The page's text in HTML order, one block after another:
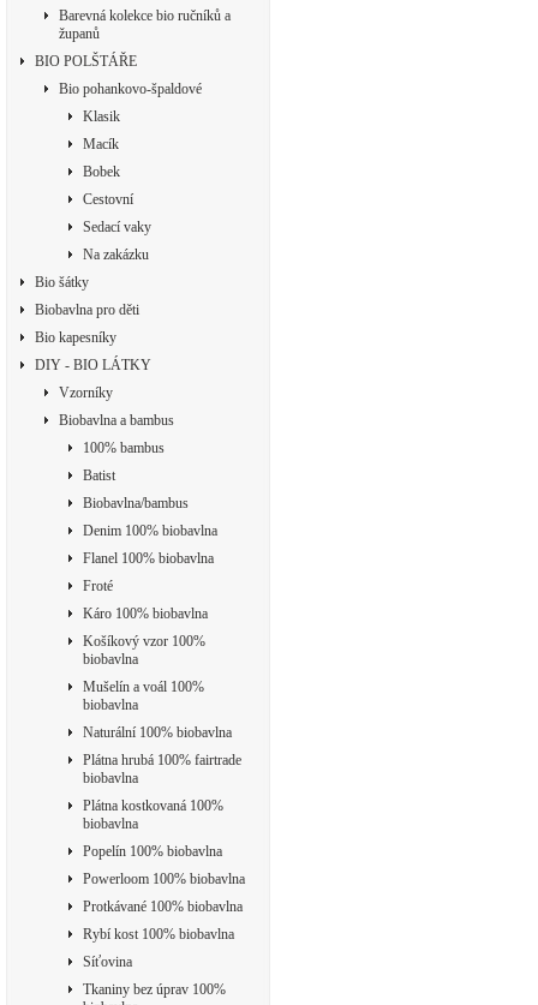
Barevná kolekce bio ručníků a
županů
BIO POLŠTÁŘE
Bio pohankovo-špaldové
Klasik
Macík
Bobek
Cestovní
Sedací vaky
Na zakázku
Bio šátky
Biobavlna pro děti
Bio kapesníky
DIY - BIO LÁTKY
Vzorníky
Biobavlna a bambus
100% bambus
Batist
Biobavlna/bambus
Denim 100% biobavlna
Flanel 100% biobavlna
Froté
Káro 100% biobavlna
Košíkový vzor 100%
biobavlna
Mušelín a voál 100%
biobavlna
Naturální 100% biobavlna
Plátna hrubá 100% fairtrade
biobavlna
Plátna kostkovaná 100%
biobavlna
Popelín 100% biobavlna
Powerloom 100% biobavlna
Protkávané 100% biobavlna
Rybí kost 100% biobavlna
Síťovina
Tkaniny bez úprav 100%